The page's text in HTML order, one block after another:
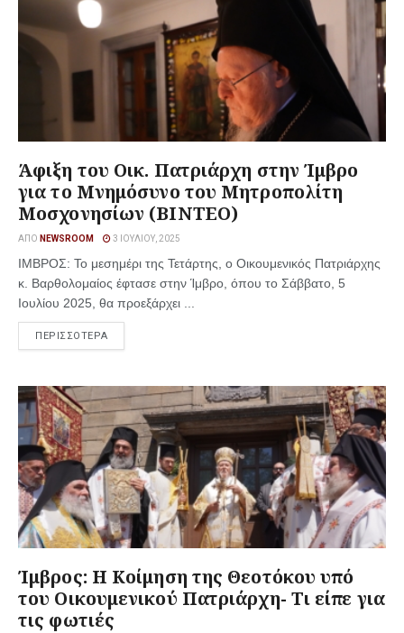
Άφιξη του Οικ. Πατριάρχη στην Ίμβρο
για το Μνημόσυνο του Μητροπολίτη
Μοσχονησίων (ΒΙΝΤΕΟ)
ΑΠΌ NEWSROOM 3 ΙΟΥΛΊΟΥ, 2025
ΙΜΒΡΟΣ: Το μεσημέρι της Τετάρτης, ο Οικουμενικός Πατριάρχης
κ. Βαρθολομαίος έφτασε στην Ίμβρο, όπου το Σάββατο, 5
Ιουλίου 2025, θα προεξάρχει ...
ΠΕΡΙΣΣΟΤΕΡΑ
Ίμβρος: Η Κοίμηση της Θεοτόκου υπό
του Οικουμενικού Πατριάρχη- Τι είπε για
τις φωτιές